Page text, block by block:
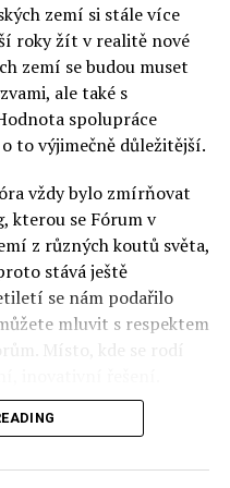
zemí si stále více
roky žít v realitě nové
zemí se budou muset
ale také s
spolupráce
to výjimečně důležitější.
vždy bylo zmírňovat
kterou se Fórum v
z různých koutů světa,
stává ještě
se nám podařilo
mluvit s respektem
Místo, kde se rodí
horizont činnosti je
šanci skutečně řešit